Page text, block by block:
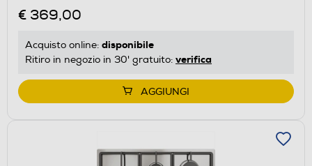
€ 369,00
Acquisto online: disponibile
Ritiro in negozio in 30' gratuito: verifica
AGGIUNGI